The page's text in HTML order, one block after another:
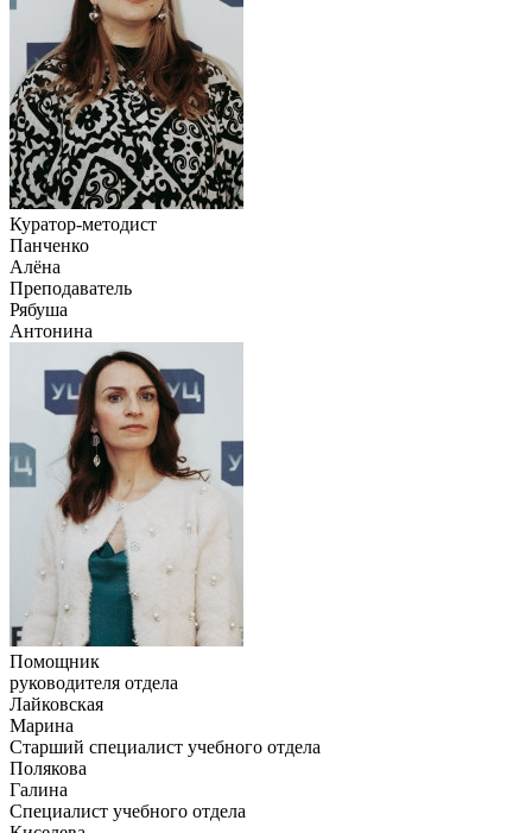
Куратор-методист
Панченко
Алёна
Преподаватель
Рябуша
Антонина
Помощник
руководителя отдела
Лайковская
Марина
Старший специалист учебного отдела
Полякова
Галина
Специалист учебного отдела